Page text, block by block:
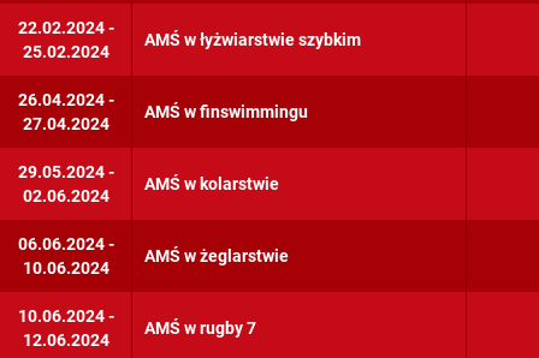
Brydż sportowy
Cheerleading
Golf
Kajakarstwo
Łyżwiarstwo szybkie
22.02.2024 -
25.02.2024
AMŚ w łyżwiarstwie szybkim
26.04.2024 -
27.04.2024
AMŚ w finswimmingu
29.05.2024 -
02.06.2024
AMŚ w kolarstwie
06.06.2024 -
10.06.2024
AMŚ w żeglarstwie
10.06.2024 -
12.06.2024
AMŚ w rugby 7